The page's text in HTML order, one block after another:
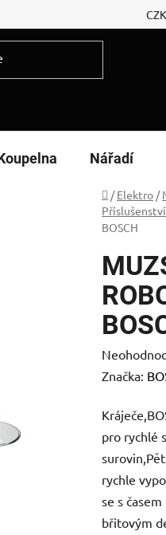
štítky Reklamační list
CZK
Nářadí
Domů
/ Elektro /
BOSCH
Průměrné
hodnocení
je
0,0
z
5
hvězdiček.
Značka:
pro rychlé
rychle
se s
břitovým